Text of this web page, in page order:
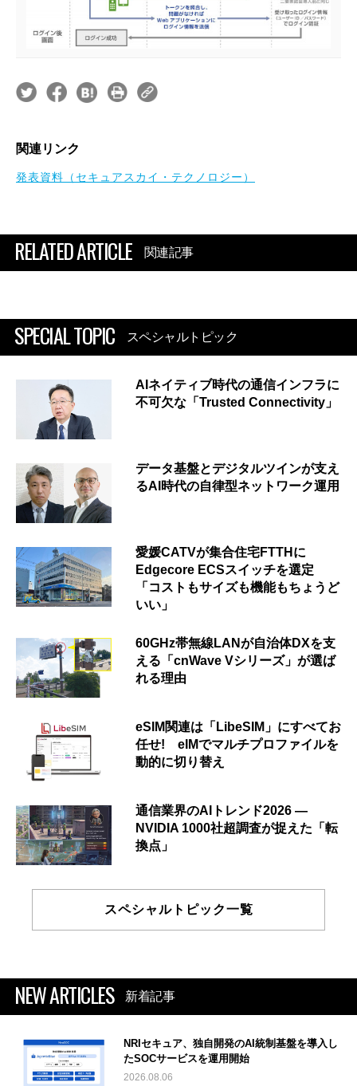
関連リンク
発表資料（セキュアスカイ・テクノロジー）
RELATED ARTICLE 関連記事
SPECIAL TOPIC スペシャルトピック
AIネイティブ時代の通信インフラに
不可欠な「Trusted Connectivity」
データ基盤とデジタルツインが支え
るAI時代の自律型ネットワーク運用
愛媛CATVが集合住宅FTTHに
Edgecore ECSスイッチを選定
「コストもサイズも機能もちょうど
いい」
60GHz帯無線LANが自治体DXを支
える「cnWave Vシリーズ」が選ば
れる理由
eSIM関連は「LibeSIM」にすべてお
任せ! eIMでマルチプロファイルを
動的に切り替え
通信業界のAIトレンド2026 ―
NVIDIA 1000社超調査が捉えた「転
換点」
スペシャルトピック一覧
NEW ARTICLES 新着記事
NRIセキュア、独自開発のAI統制基盤を導入し
たSOCサービスを運用開始
2026.08.06